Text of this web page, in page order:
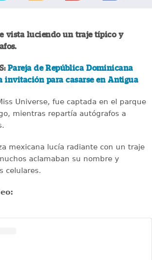
vista luciendo un traje típico y
Pareja de República Dominicana
invitación para casarse en Antigua
Universe, fue captada en el parque
mientras repartía autógrafos a
mexicana lucía radiante con un traje
aclamaban su nombre y
celulares.